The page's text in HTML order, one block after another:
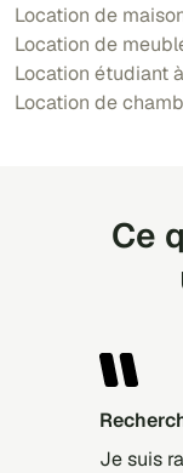
Location de
Location de
Location étudiant
Location de
Ce
Je suis